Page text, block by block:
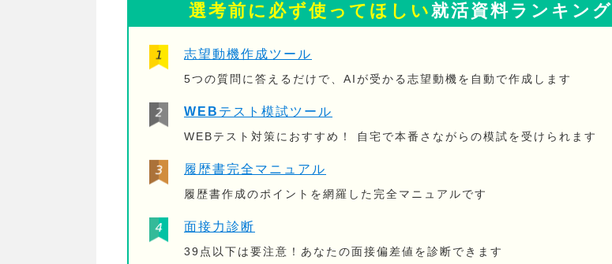
選考前に必ず使ってほしい就活資料ランキング
志望動機作成ツール
5つの質問に答えるだけで、AIが受かる志望動機を自動で作成します
WEBテスト模試ツール
WEBテスト対策におすすめ！ 自宅で本番さながらの模試を受けられます
履歴書完全マニュアル
履歴書作成のポイントを網羅した完全マニュアルです
面接力診断
39点以下は要注意！あなたの面接偏差値を診断できます